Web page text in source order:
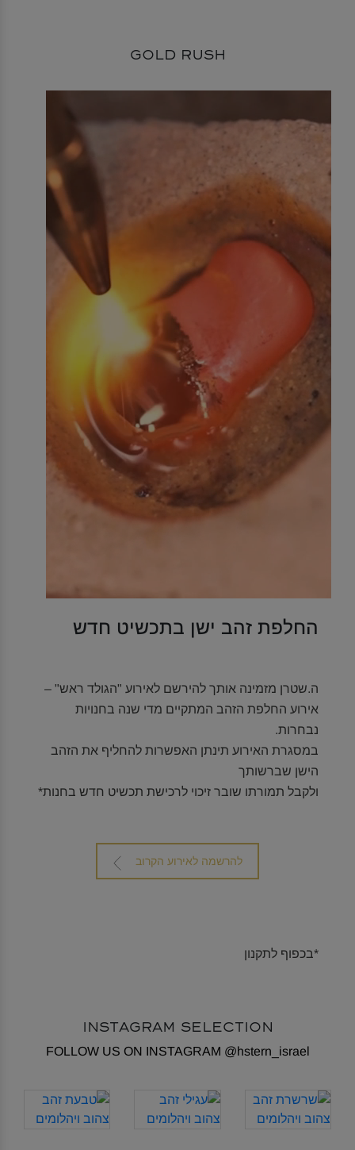
GOLD RUSH
החלפת זהב ישן בתכשיט חדש
ה.שטרן מזמינה אותך להירשם לאירוע "הגולד ראש" –
אירוע החלפת הזהב המתקיים מדי שנה בחנויות
נבחרות.
במסגרת האירוע תינתן האפשרות להחליף את הזהב
הישן שברשותך
ולקבל תמורתו שובר זיכוי לרכישת תכשיט חדש בחנות*
להרשמה לאירוע הקרוב
*בכפוף לתקנון
INSTAGRAM SELECTION
FOLLOW US ON INSTAGRAM @hstern_israel